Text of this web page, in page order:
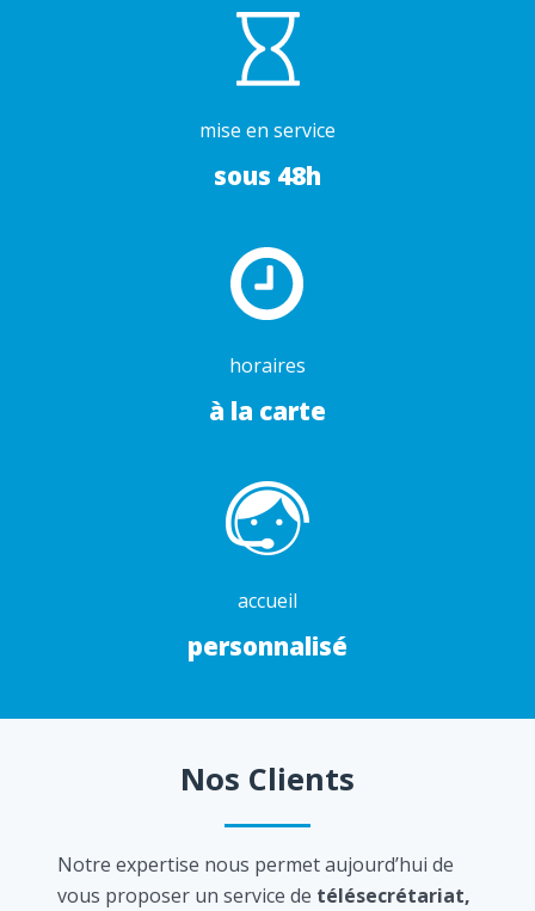
mise en service
sous 48h
horaires
à la carte
accueil
personnalisé
Nos Clients
Notre expertise nous permet aujourd’hui de
vous proposer un service de télésecrétariat,